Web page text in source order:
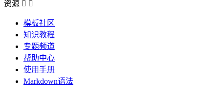
资源  
模板社区
知识教程
专题频道
帮助中心
使用手册
Markdown语法